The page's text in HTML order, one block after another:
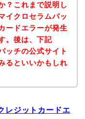
？これまで説明し
イクロセラムパッ
ードエラーが発生
。後は、下記
ッチの公式サイト
るといいかもしれ
レジットカードエ